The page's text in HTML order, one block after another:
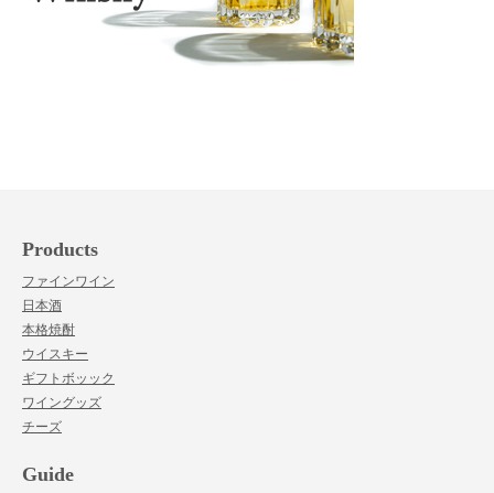
Products
ファインワイン
日本酒
本格焼酎
ウイスキー
ギフトボッック
ワイングッズ
チーズ
Guide